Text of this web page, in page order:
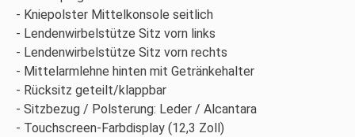
Kniepolster Mittelkonsole seitlich
Lendenwirbelstütze Sitz vorn links
Lendenwirbelstütze Sitz vorn rechts
Mittelarmlehne hinten mit Getränkehalter
Rücksitz geteilt/klappbar
Sitzbezug / Polsterung: Leder / Alcantara
Touchscreen-Farbdisplay (12,3 Zoll)